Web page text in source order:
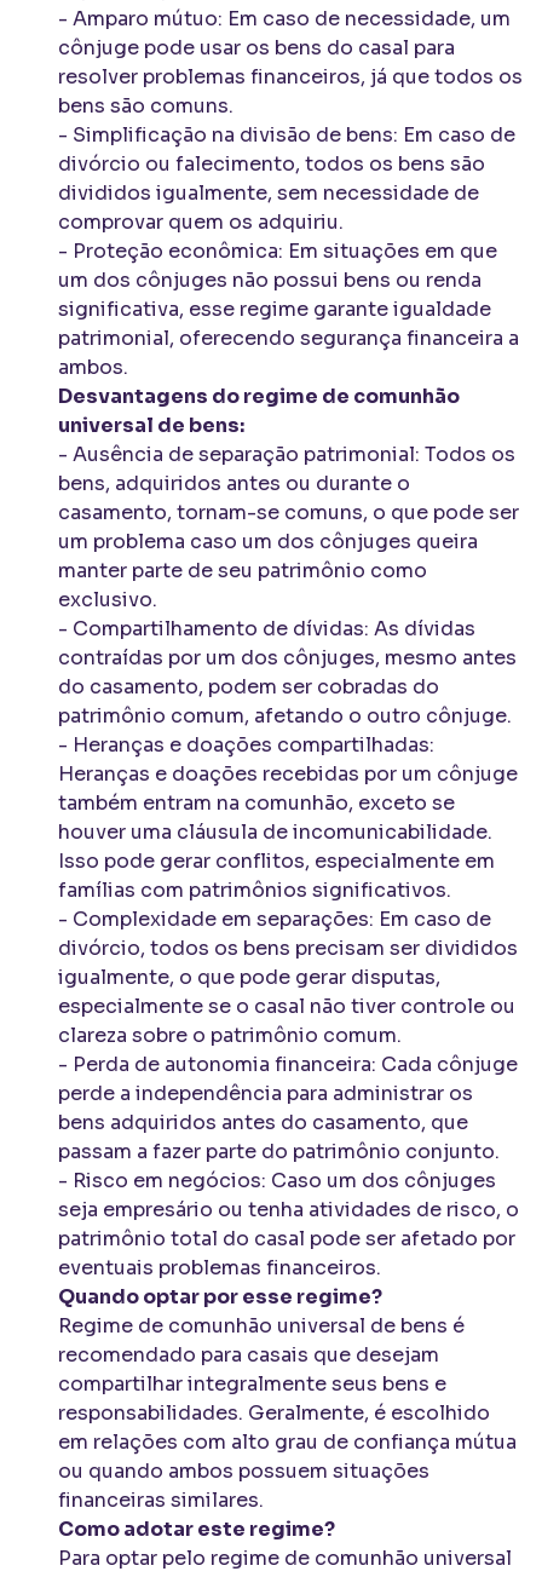
- Amparo mútuo: Em caso de necessidade, um
cônjuge pode usar os bens do casal para
resolver problemas financeiros, já que todos os
bens são comuns.
- Simplificação na divisão de bens: Em caso de
divórcio ou falecimento, todos os bens são
divididos igualmente, sem necessidade de
comprovar quem os adquiriu.
- Proteção econômica: Em situações em que
um dos cônjuges não possui bens ou renda
significativa, esse regime garante igualdade
patrimonial, oferecendo segurança financeira a
ambos.
Desvantagens do regime de comunhão
universal de bens:
- Ausência de separação patrimonial: Todos os
bens, adquiridos antes ou durante o
casamento, tornam-se comuns, o que pode ser
um problema caso um dos cônjuges queira
manter parte de seu patrimônio como
exclusivo.
- Compartilhamento de dívidas: As dívidas
contraídas por um dos cônjuges, mesmo antes
do casamento, podem ser cobradas do
patrimônio comum, afetando o outro cônjuge.
- Heranças e doações compartilhadas:
Heranças e doações recebidas por um cônjuge
também entram na comunhão, exceto se
houver uma cláusula de incomunicabilidade.
Isso pode gerar conflitos, especialmente em
famílias com patrimônios significativos.
- Complexidade em separações: Em caso de
divórcio, todos os bens precisam ser divididos
igualmente, o que pode gerar disputas,
especialmente se o casal não tiver controle ou
clareza sobre o patrimônio comum.
- Perda de autonomia financeira: Cada cônjuge
perde a independência para administrar os
bens adquiridos antes do casamento, que
passam a fazer parte do patrimônio conjunto.
- Risco em negócios: Caso um dos cônjuges
seja empresário ou tenha atividades de risco, o
patrimônio total do casal pode ser afetado por
eventuais problemas financeiros.
Quando optar por esse regime?
Regime de comunhão universal de bens é
recomendado para casais que desejam
compartilhar integralmente seus bens e
responsabilidades. Geralmente, é escolhido
em relações com alto grau de confiança mútua
ou quando ambos possuem situações
financeiras similares.
Como adotar este regime?
Para optar pelo regime de comunhão universal